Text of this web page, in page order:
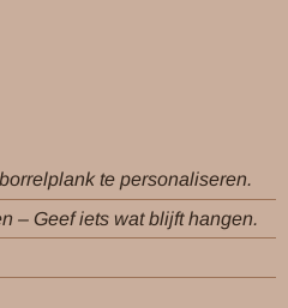
te personaliseren.
– Geef iets wat blijft hangen.